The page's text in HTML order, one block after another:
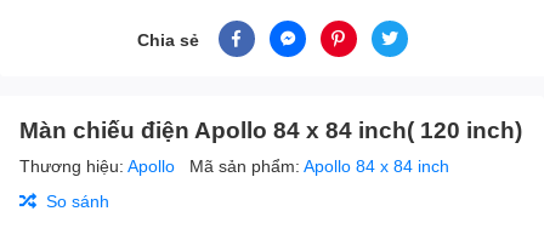
Chia sẻ
Màn chiếu điện Apollo 84 x 84 inch( 120 inch)
Thương hiệu: Apollo Mã sản phẩm: Apollo 84 x 84 inch
So sánh